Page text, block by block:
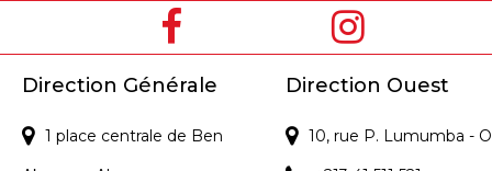
Direction Générale
1 place centrale de Ben
Direction Ouest
10, rue P. Lumumba -